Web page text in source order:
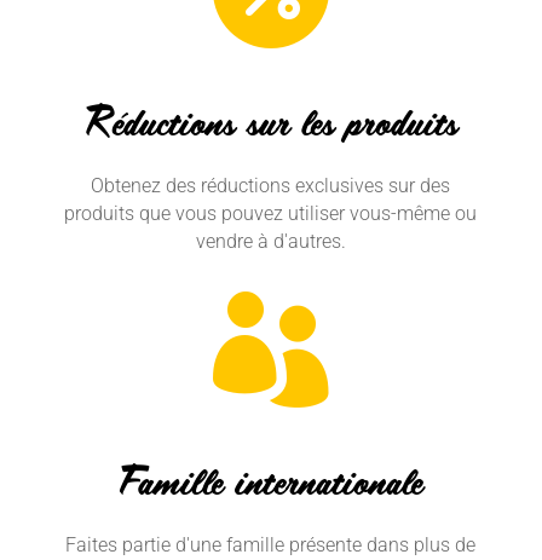
Réductions sur les produits
Obtenez des réductions exclusives sur des
produits que vous pouvez utiliser vous-même ou
vendre à d'autres.

Famille internationale
Faites partie d'une famille présente dans plus de